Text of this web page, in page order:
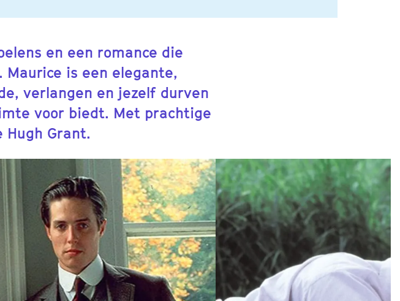
en een romance die
is een elegante,
verlangen en jezelf durven
voor biedt. Met prachtige
Hugh Grant.